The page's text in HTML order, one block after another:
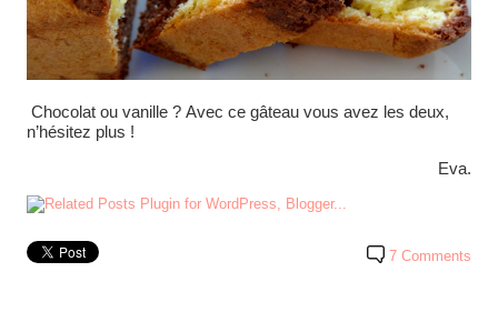
Chocolat ou vanille ? Avec ce gâteau vous avez les deux,
n’hésitez plus !
Eva.
7 Comments